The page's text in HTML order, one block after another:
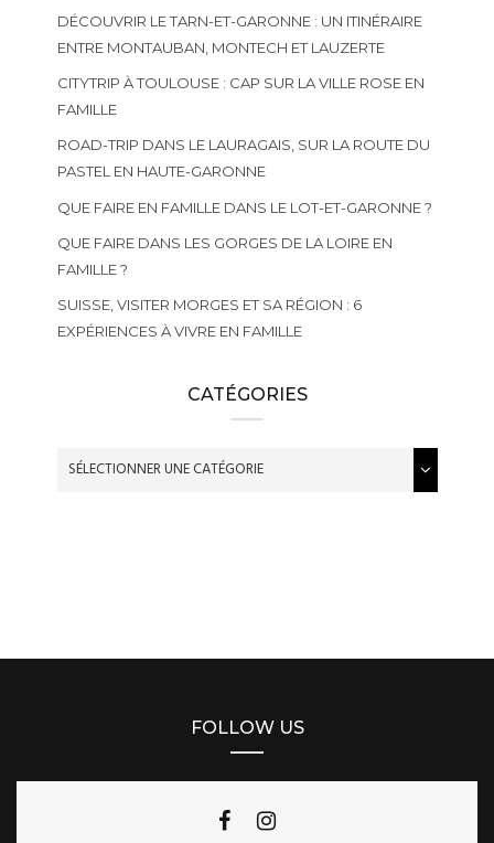
DÉCOUVRIR LE TARN-ET-GARONNE : UN ITINÉRAIRE
ENTRE MONTAUBAN, MONTECH ET LAUZERTE
CITYTRIP À TOULOUSE : CAP SUR LA VILLE ROSE EN
FAMILLE
ROAD-TRIP DANS LE LAURAGAIS, SUR LA ROUTE DU
PASTEL EN HAUTE-GARONNE
QUE FAIRE EN FAMILLE DANS LE LOT-ET-GARONNE ?
QUE FAIRE DANS LES GORGES DE LA LOIRE EN
FAMILLE ?
SUISSE, VISITER MORGES ET SA RÉGION : 6
EXPÉRIENCES À VIVRE EN FAMILLE
CATÉGORIES
FOLLOW US